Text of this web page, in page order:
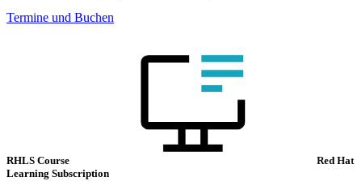
Termine und Buchen
RHLS Course
Red Hat
Learning Subscription